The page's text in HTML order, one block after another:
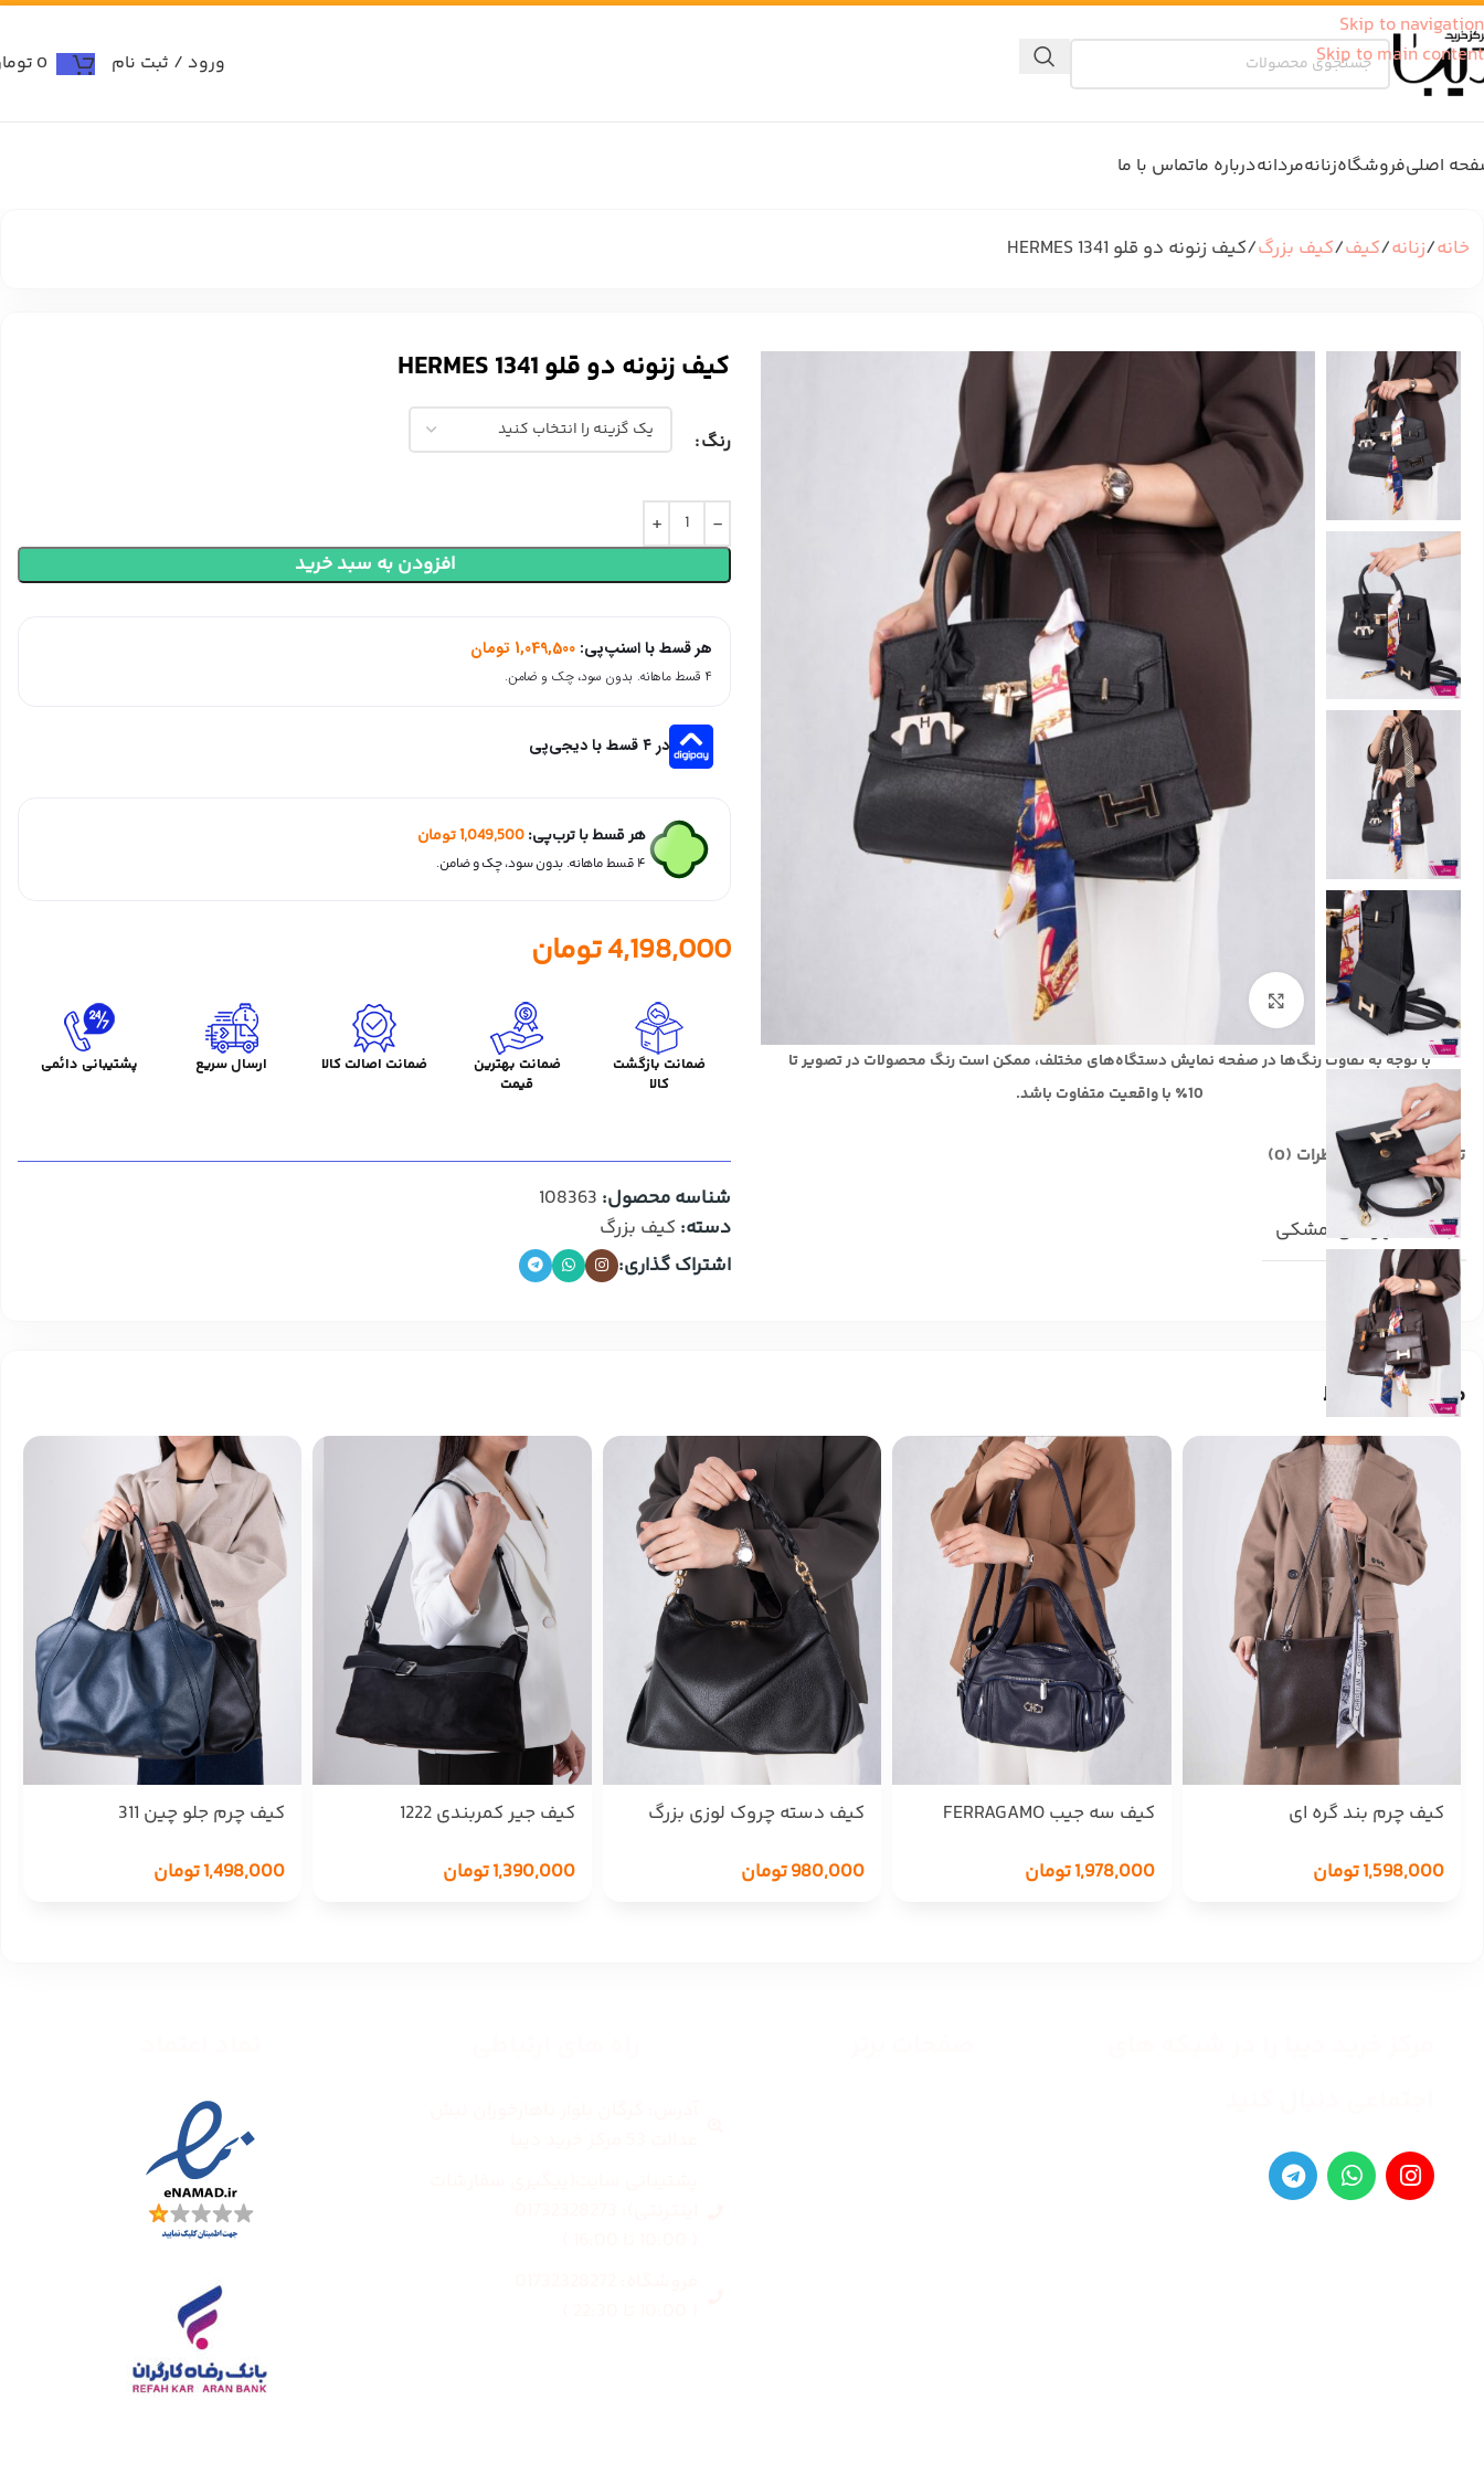
Skip to navigation
Skip to main content
ورود / ثبت نام 0
اصلیفروشگاهزنانهمردانهدرباره ماتماس با ما
خانه زنانه کیف کیف بزرگ کیف زنونه دو قلو HERMES 1341
با توجه به تفاوت رنگ‌ها در صفحه نمایش دستگاه‌های مختلف، ممکن است رنگ محصولات در تصویر تا
10٪ با واقعیت متفاوت باشد.
توضیحات تکمیلینظرات (0)
رنگ قهوه ای مشکی
کیف زنونه دو قلو HERMES 1341
رنگ
افزودن به سبد خرید
هر قسط با اسنپ‌پی: 1,049,500 تومان
۴ قسط ماهانه. بدون سود، چک و ضامن.
در ۴ قسط با دیجی‌پی
هر قسط با ترب‌پی:1,049,500تومان
۴ قسط ماهانه. بدون سود، چک و ضامن.
4,198,000تومان
ضمانت بازگشت
کالا
ضمانت بهترین
قیمت
ضمانت اصالت کالا ارسال سریع پشتیبانی دائمی
شناسه محصول: 108363
دسته: کیف بزرگ
اشتراک گذاری:
محصولات مرتبط
کیف چرم بند گره ای
1,598,000تومان
کیف سه جیب FERRAGAMO
1,978,000تومان
کیف دسته چروک لوزی بزرگ
980,000تومان
کیف جیر کمربندی 1222
1,390,000تومان
کیف چرم جلو چین 311
1,498,000تومان